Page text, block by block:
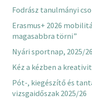
Fodrász tanulmányi
Erasmus+ 2026
magasabbra törni”
Nyári sportnap, 2025/
Kéz a kézben a
Pót-, kiegészítő és
vizsgaidőszak 2025/26